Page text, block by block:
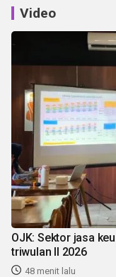
Video
OJK: Sektor jasa
triwulan II 2026
48 menit lalu